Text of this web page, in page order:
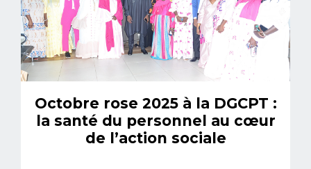
Octobre rose 2025 à la DGCPT :
la santé du personnel au cœur
de l’action sociale